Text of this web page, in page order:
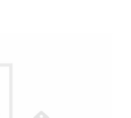
左右，比镍镉电池更加轻便，
忆效应。但镍氢电池的缺点是
据自己的使用需求来选择对应
电池与镍镉电池**节能，性价